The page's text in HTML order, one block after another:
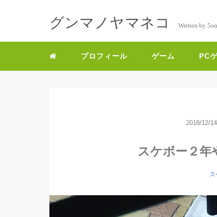
グンマノヤマネコ Written by
プロフィール ゲーム PC
2018/12/14
スケボー２